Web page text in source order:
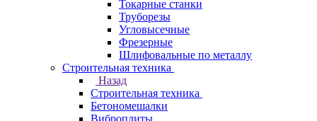
Токарные станки
Труборезы
Угловысечные
Фрезерные
Шлифовальные по металлу
Строительная техника
Назад
Строительная техника
Бетономешалки
Виброплиты